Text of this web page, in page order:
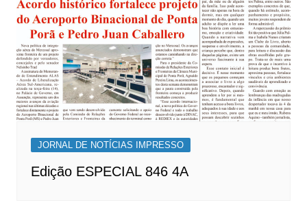
JORNAL DE NOTÍCIAS IMPRESSO
Edição ESPECIAL 846 4A